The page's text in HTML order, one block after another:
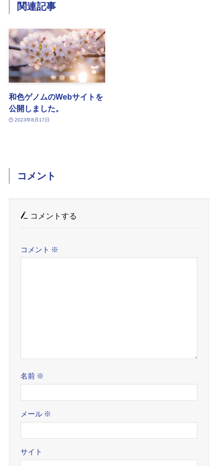
関連記事
和色ゲノムのWebサイトを
公開しました。
2023年8月17日
コメント
コメントする
コメント ※
名前※
メール※
サイト